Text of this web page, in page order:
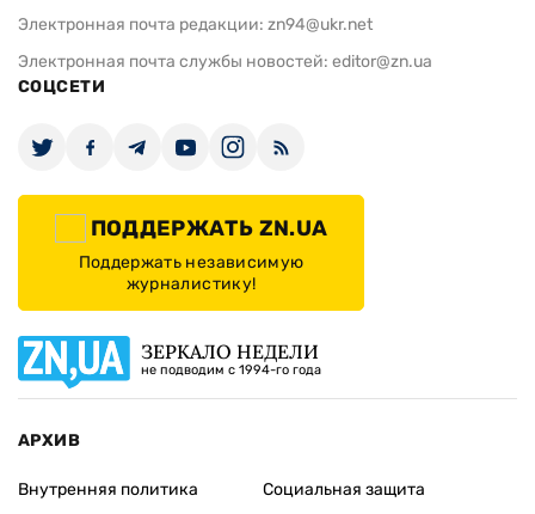
Электронная почта редакции: zn94@ukr.net
Электронная почта службы новостей: editor@zn.ua
СОЦСЕТИ
ПОДДЕРЖАТЬ ZN.UA
Поддержать независимую
журналистику!
ЗЕРКАЛО НЕДЕЛИ
не подводим с 1994-го года
АРХИВ
Внутренняя политика
Социальная защита